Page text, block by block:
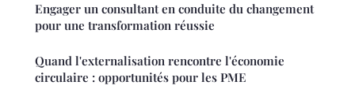
Engager un consultant en conduite du changement
pour une transformation réussie
Quand l'externalisation rencontre l'économie
circulaire : opportunités pour les PME